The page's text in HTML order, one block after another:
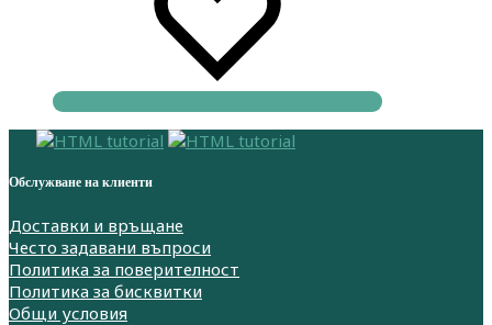
Обслужване на клиенти
Доставки и връщане
Често задавани въпроси
Политика за поверителност
Политика за бисквитки
Общи условия